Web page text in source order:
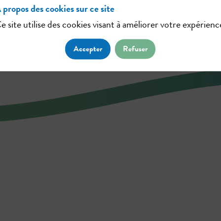
des cookies sur ce site
site utilise des cookies visant à améliorer votre
Accepter Refuser